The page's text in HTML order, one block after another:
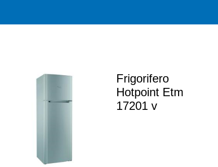
Frigorifero
Hotpoint Etm
17201 v